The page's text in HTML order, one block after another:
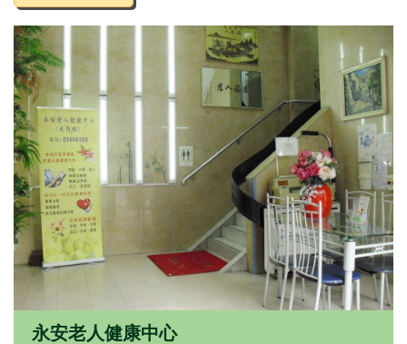
永安老人健康中心